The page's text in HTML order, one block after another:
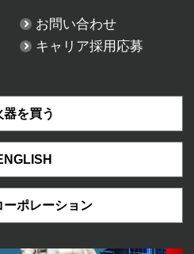
お問い合わせ
キャリア採用応募
器を買う
ーポレーション